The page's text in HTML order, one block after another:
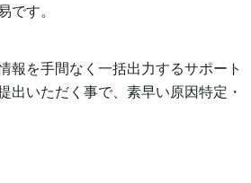
です。
報を手間なく一括出力するサポート
出いただく事で、素早い原因特定・